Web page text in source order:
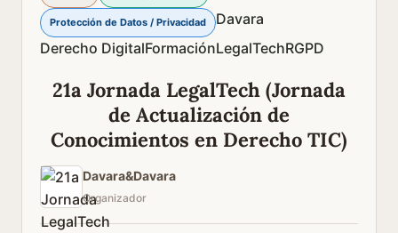
Protección de Datos / Privacidad
Davara
Derecho DigitalFormaciónLegalTechRGPD
21a Jornada LegalTech (Jornada
de Actualización de
Conocimientos en Derecho TIC)
Davara&Davara
Organizador